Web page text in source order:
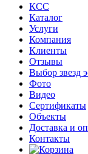
КСС
Каталог
Услуги
Компания
Клиенты
Oтзывы
Выбор звезд
Фото
Видео
Сертификаты
Объекты
Доставка и
Контакты